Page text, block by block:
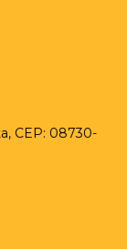
CEP: 08730-